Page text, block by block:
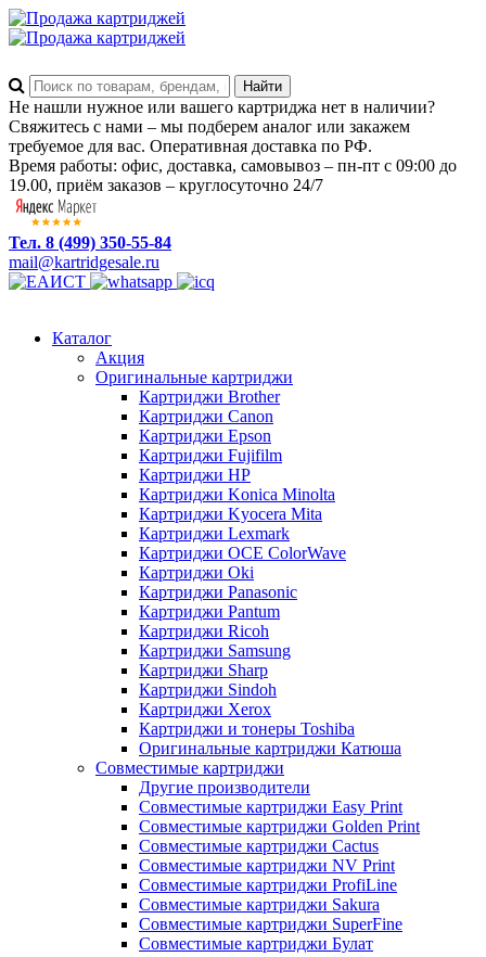
Не нашли нужное или вашего картриджа нет в наличии?
Свяжитесь с нами – мы подберем аналог или закажем
требуемое для вас. Оперативная доставка по РФ.
Время работы: офис, доставка, самовывоз – пн-пт с 09:00 до
19.00, приём заказов – круглосуточно 24/7
Тел. 8 (499) 350-55-84
mail@kartridgesale.ru
Каталог
Акция
Оригинальные картриджи
Картриджи Brother
Картриджи Canon
Картриджи Epson
Картриджи Fujifilm
Картриджи HP
Картриджи Konica Minolta
Картриджи Kyocera Mita
Картриджи Lexmark
Картриджи OCE ColorWave
Картриджи Oki
Картриджи Panasonic
Картриджи Pantum
Картриджи Ricoh
Картриджи Samsung
Картриджи Sharp
Картриджи Sindoh
Картриджи Xerox
Картриджи и тонеры Toshiba
Оригинальные картриджи Катюша
Совместимые картриджи
Другие производители
Совместимые картриджи Easy Print
Совместимые картриджи Golden Print
Совместимые картриджи Cactus
Совместимые картриджи NV Print
Совместимые картриджи ProfiLine
Совместимые картриджи Sakura
Совместимые картриджи SuperFine
Совместимые картриджи Булат